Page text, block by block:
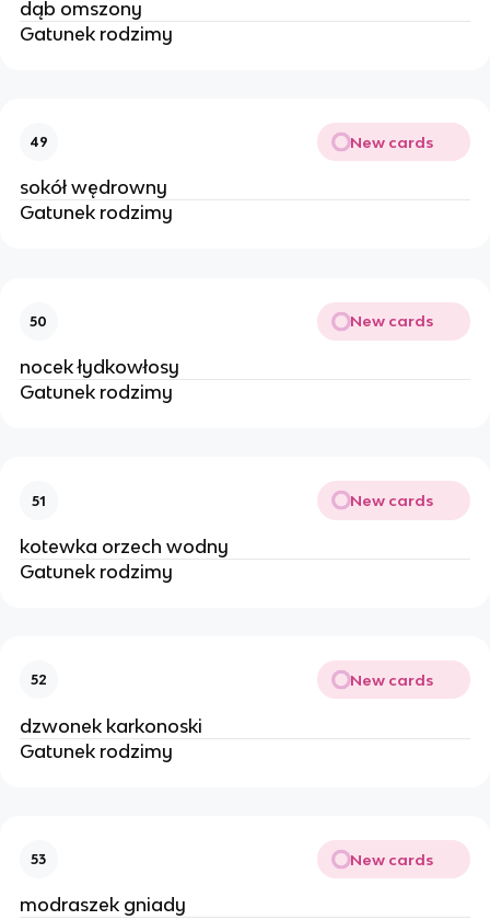
dąb omszony
Gatunek rodzimy
49 New cards
sokół wędrowny
Gatunek rodzimy
50 New cards
nocek łydkowłosy
Gatunek rodzimy
51 New cards
kotewka orzech wodny
Gatunek rodzimy
52 New cards
dzwonek karkonoski
Gatunek rodzimy
53 New cards
modraszek gniady